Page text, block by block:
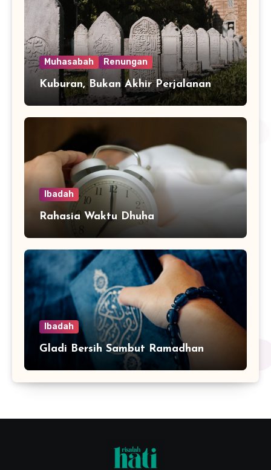
Muhasabah Renungan
Kuburan, Bukan Akhir Perjalanan
Ibadah
Rahasia Waktu Dhuha
Ibadah
Gladi Bersih Sambut Ramadhan